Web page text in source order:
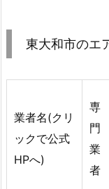
東大和市のエ
業者名(クリ
ックで公式
HPへ)
専
門
業
者